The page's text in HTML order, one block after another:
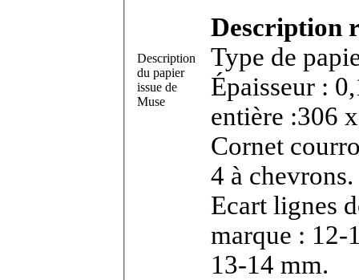
Description
du papier
issue de
Muse
Description
Type de
Épaisseur :
entière :306
Cornet
4 à
Ecart lignes
marque : 12-
13-14 mm.